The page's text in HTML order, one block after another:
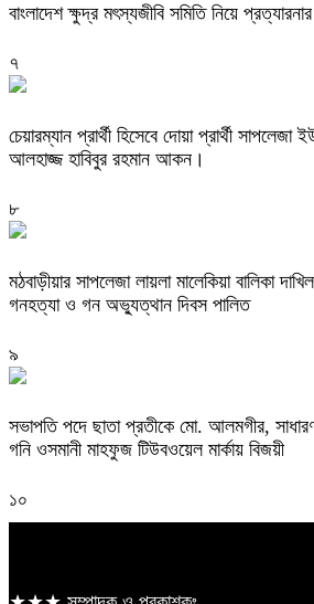
বাংলাদেশ ক্ষুদ্র মৎস্যজীবি সমিতি নিয়ে
৭
চেয়ারম্যান প্রার্থী হিসেবে দোয়া প্রার্থী
আলহাজ্জ হাবিবুর রহমান আকন।
৮
মঠবাড়ীয়ার সাপলেজা লায়লা মালেকিয়া বালিকা
গনহত্যা ও গন অভ্যুত্থান দিবস পালিত
৯
সভাপতি পদে ছাতা প্রতীকে মো. আলমগীর,
গনি ওসমানী মাহফুজ টিউবওয়েল মার্কায় বিজয়ী
১০